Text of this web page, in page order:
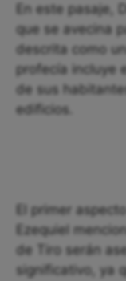
En este pasaje,
que se avecina
descrita como
profecía incluye
de sus
edificios.
El primer
Ezequiel
de Tiro serán
significativo, ya